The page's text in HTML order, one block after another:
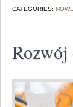
CATEGORIES:
Rozwój